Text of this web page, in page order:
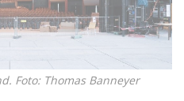
Foto: Thomas Banneyer